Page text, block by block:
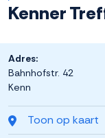
Kenner
Toon op kaart
Adres:
Bahnhofstr. 42
Kenn